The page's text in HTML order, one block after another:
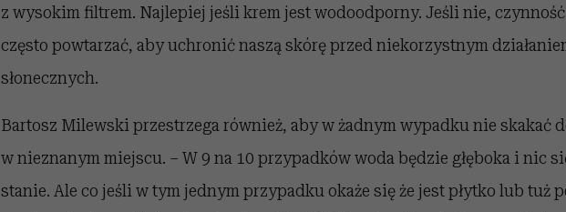
z wysokim filtrem. Najlepiej jeśli krem jest wodoodporny. Jeśli nie,
często powtarzać, aby uchronić naszą skórę przed niekorzystnym
słonecznych.
Bartosz Milewski przestrzega również, aby w żadnym wypadku nie skakać
w nieznanym miejscu. – W 9 na 10 przypadków woda będzie głęboka i nic
stanie. Ale co jeśli w tym jednym przypadku okaże się że jest płytko lub tuż